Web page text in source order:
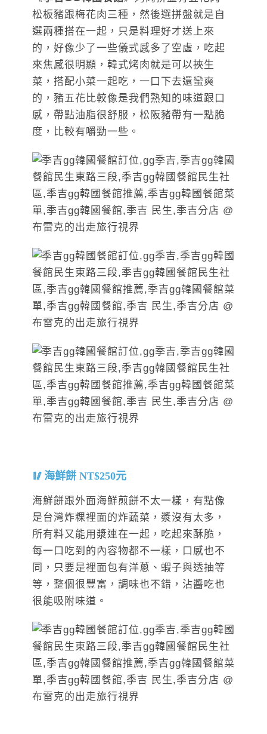
松板豬跟梅花肉三種，然後選拼盤就是自
選兩種搭在一起，只是料理好才送上來
的，好像少了一些儀式感多了空虛，吃起
來焦感很明顯，韓式烤肉就是可以挾生
菜，搭配小菜一起吃，一口下去還蠻爽
的，豬五花比較像是我們熟知的味道跟口
感，帶點油脂很舒服，松阪豬帶有一點脆
度，比較有嚼勁一些。
海鮮餅 NT$250元
海鮮餅跟外面海鮮煎餅不太一樣，有點像
是台灣炸粿裡面的炸蔬菜，漿沒有太多，
所有料又能用漿連在一起，吃起來酥脆，
每一口吃到的內容物都不一樣，口感也不
同，只要是裡面包有洋蔥、蝦子與透抽等
等，整個很豐富，調味也不錯，沾醬吃也
很能吸附味道。